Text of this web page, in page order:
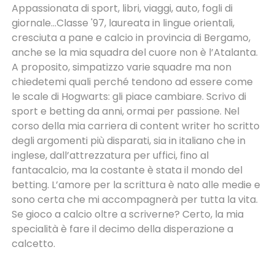
Appassionata di sport, libri, viaggi, auto, fogli di
giornale...Classe '97, laureata in lingue orientali,
cresciuta a pane e calcio in provincia di Bergamo,
anche se la mia squadra del cuore non è l’Atalanta.
A proposito, simpatizzo varie squadre ma non
chiedetemi quali perché tendono ad essere come
le scale di Hogwarts: gli piace cambiare. Scrivo di
sport e betting da anni, ormai per passione. Nel
corso della mia carriera di content writer ho scritto
degli argomenti più disparati, sia in italiano che in
inglese, dall’attrezzatura per uffici, fino al
fantacalcio, ma la costante è stata il mondo del
betting. L’amore per la scrittura è nato alle medie e
sono certa che mi accompagnerà per tutta la vita.
Se gioco a calcio oltre a scriverne? Certo, la mia
specialità è fare il decimo della disperazione a
calcetto.